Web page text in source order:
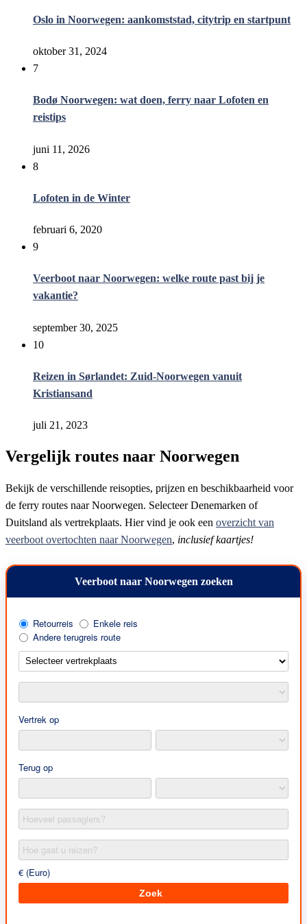
Oslo in Noorwegen: aankomststad, citytrip en startpunt
oktober 31, 2024
7
Bodø Noorwegen: wat doen, ferry naar Lofoten en
reistips
juni 11, 2026
8
Lofoten in de Winter
februari 6, 2020
9
Veerboot naar Noorwegen: welke route past bij je
vakantie?
september 30, 2025
10
Reizen in Sørlandet: Zuid-Noorwegen vanuit
Kristiansand
juli 21, 2023
Vergelijk routes naar Noorwegen
Bekijk de verschillende reisopties, prijzen en beschikbaarheid voor
de ferry routes naar Noorwegen. Selecteer Denemarken of
Duitsland als vertrekplaats. Hier vind je ook een overzicht van
veerboot overtochten naar Noorwegen, inclusief kaartjes!